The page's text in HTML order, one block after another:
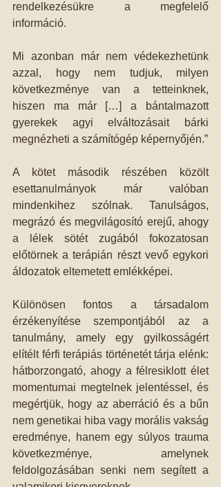
rendelkezésükre a megfelelő
információ.
Mi azonban már nem védekezhetünk
azzal, hogy nem tudjuk, milyen
következménye van a tetteinknek,
hiszen ma már […] a bántalmazott
gyerekek agyi elváltozásait bárki
A kötet második részében közölt
esettanulmányok már valóban
mindenkihez szólnak. Tanulságos,
megrázó és megvilágosító erejű, ahogy
a lélek sötét zugából fokozatosan
előtörnek a terápián részt vevő egykori
áldozatok eltemetett emlékképei.
Különösen fontos a társadalom
érzékenyítése szempontjából az a
tanulmány, amely egy gyilkosságért
elítélt férfi terápiás történetét tárja elénk:
hátborzongató, ahogy a félresiklott élet
momentumai megtelnek jelentéssel, és
megértjük, hogy az aberráció és a bűn
nem genetikai hiba vagy morális vakság
eredménye, hanem egy súlyos trauma
következménye, amelynek
feldolgozásában senki nem segített a